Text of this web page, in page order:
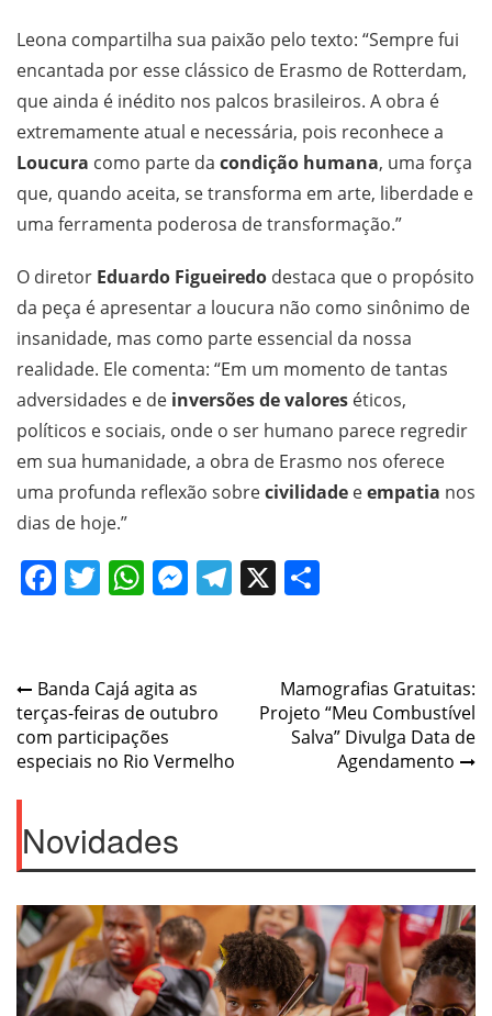
Leona compartilha sua paixão pelo texto: “Sempre fui
encantada por esse clássico de Erasmo de Rotterdam,
que ainda é inédito nos palcos brasileiros. A obra é
extremamente atual e necessária, pois reconhece a
Loucura como parte da condição humana, uma força
que, quando aceita, se transforma em arte, liberdade e
uma ferramenta poderosa de transformação.”
O diretor Eduardo Figueiredo destaca que o propósito
da peça é apresentar a loucura não como sinônimo de
insanidade, mas como parte essencial da nossa
realidade. Ele comenta: “Em um momento de tantas
adversidades e de inversões de valores éticos,
políticos e sociais, onde o ser humano parece regredir
em sua humanidade, a obra de Erasmo nos oferece
uma profunda reflexão sobrecivilidade eempatia nos
dias de hoje.”
Facebook
Twitter
WhatsApp
Messenger
Telegram
X
Navegação
de
Post
Banda Cajá agita as
terças-feiras de outubro
com participações
especiais no Rio Vermelho
Mamografias Gratuitas:
Projeto “Meu Combustível
Salva” Divulga Data de
Agendamento
Novidades